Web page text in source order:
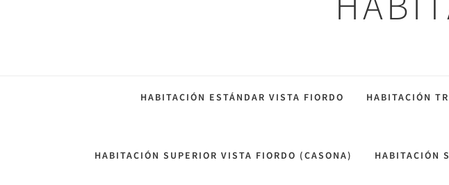
HABITACIÓN ESTÁNDAR VISTA FIORDO HABITACIÓN
HABITACIÓN SUPERIOR VISTA FIORDO (CASONA) HABITACIÓN